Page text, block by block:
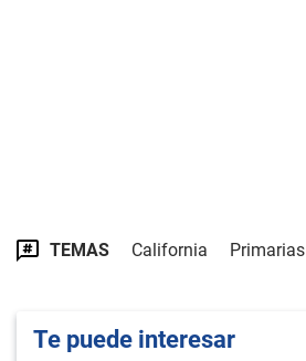
TEMAS California Primarias
Te puede interesar